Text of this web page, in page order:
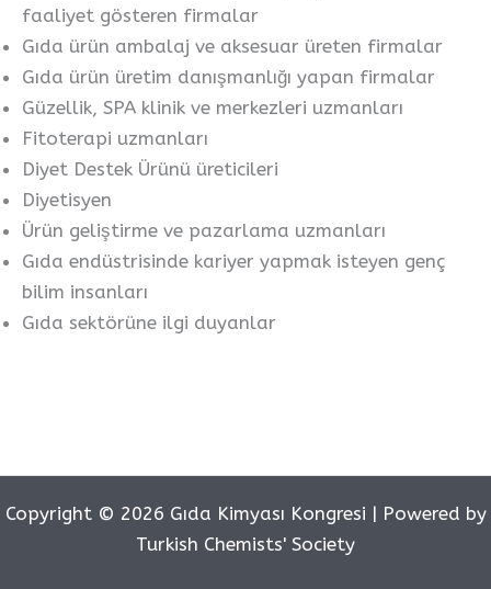
faaliyet gösteren firmalar
Gıda ürün ambalaj ve aksesuar üreten firmalar
Gıda ürün üretim danışmanlığı yapan firmalar
Güzellik, SPA klinik ve merkezleri uzmanları
Fitoterapi uzmanları
Diyet Destek Ürünü üreticileri
Diyetisyen
Ürün geliştirme ve pazarlama uzmanları
Gıda endüstrisinde kariyer yapmak isteyen genç
bilim insanları
Gıda sektörüne ilgi duyanlar
Copyright © 2026 Gıda Kimyası Kongresi | Powered by
Turkish Chemists' Society